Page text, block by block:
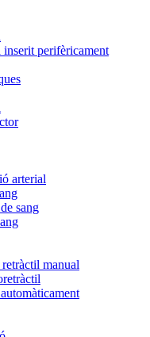
inserit perifèricament
arterial
sang
manual